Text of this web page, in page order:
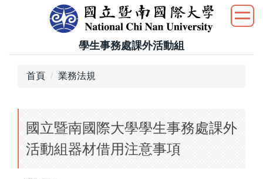
學生事務處課外活動組
首頁 業務法規
國立暨南國際大學學生事務處課外
活動組器材借用注意事項